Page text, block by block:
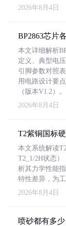
2026年8月4日
BP2863芯片
本文详细解析
定义、典型电
引脚参数对照
用电路设计要
（版本V1.2）。
2026年8月4日
T2紫铜国标
本文系统解读
T2_1/2H状态）
析其力学性能
特性差异，为
2026年8月4日
喷砂都有多少